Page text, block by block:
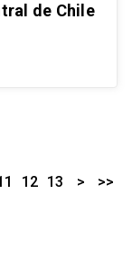
de Chile
12 13 > >>